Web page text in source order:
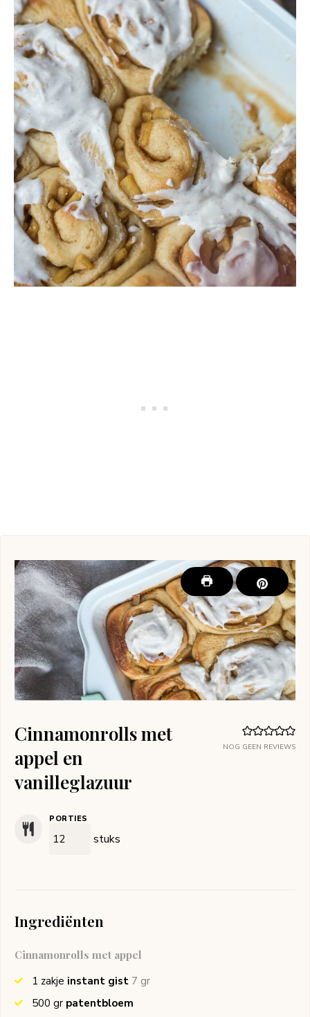
NOG GEEN REVIEWS
Cinnamonrolls met
appel en
vanilleglazuur
PORTIES
stuks
Ingrediënten
Cinnamonrolls met appel
1 zakje instant gist 7 gr
500 gr patentbloem